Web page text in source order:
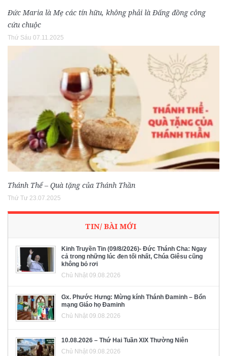
Đức Maria là Mẹ các tín hữu, không phải là Đấng đồng công
cứu chuộc
Thứ Sáu 07.11.2025
Thánh Thể – Quà tặng của Thánh Thần
Thứ Tư 23.07.2025
TIN/ BÀI MỚI
Kinh Truyền Tin (09/8/2026)- Đức Thánh Cha: Ngay
cả trong những lúc đen tối nhất, Chúa Giêsu cũng
không bỏ rơi
Chủ Nhật 09.08.2026
Gx. Phước Hưng: Mừng kính Thánh Đaminh – Bổn
mạng Giáo họ Đaminh
Chủ Nhật 09.08.2026
10.08.2026 – Thứ Hai Tuần XIX Thường Niên
Chủ Nhật 09.08.2026